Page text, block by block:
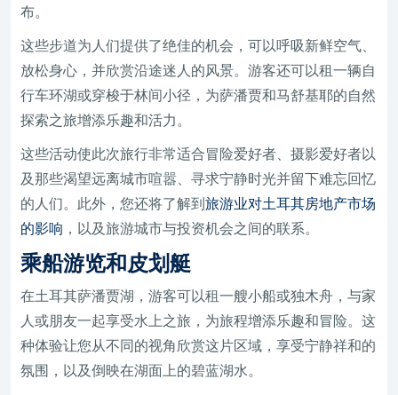
布。
这些步道为人们提供了绝佳的机会，可以呼吸新鲜空气、
放松身心，并欣赏沿途迷人的风景。游客还可以租一辆自
行车环湖或穿梭于林间小径，为萨潘贾和马舒基耶的自然
探索之旅增添乐趣和活力。
这些活动使此次旅行非常适合冒险爱好者、摄影爱好者以
及那些渴望远离城市喧嚣、寻求宁静时光并留下难忘回忆
的人们。此外，您还将了解到旅游业对土耳其房地产市场
的影响 ，以及旅游城市与投资机会之间的联系。
乘船游览和皮划艇
在土耳其萨潘贾湖，游客可以租一艘小船或独木舟，与家
人或朋友一起享受水上之旅，为旅程增添乐趣和冒险。这
种体验让您从不同的视角欣赏这片区域，享受宁静祥和的
氛围，以及倒映在湖面上的碧蓝湖水。